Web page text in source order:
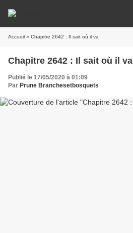
Accueil » Chapitre 2642 : Il sait où il va
Chapitre 2642 : Il sait où il va
Publié le 17/05/2020 à 01:09
Par Prune Branchesetbosquets